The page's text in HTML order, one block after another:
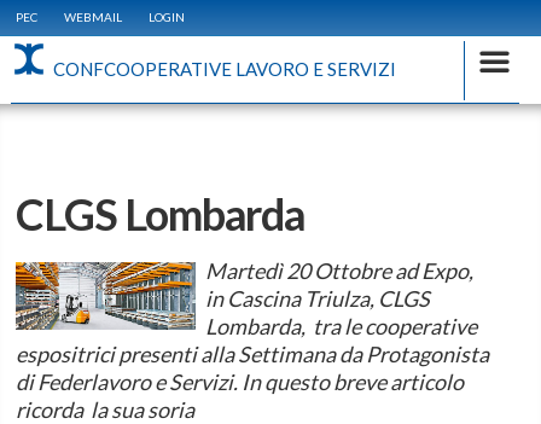
PEC WEBMAIL LOGIN
CONFCOOPERATIVE LAVORO E SERVIZI
CLGS Lombarda
Martedì 20 Ottobre ad Expo,
in Cascina Triulza, CLGS
Lombarda, tra le cooperative
espositrici presenti alla Settimana da Protagonista
di Federlavoro e Servizi. In questo breve articolo
ricorda la sua soria